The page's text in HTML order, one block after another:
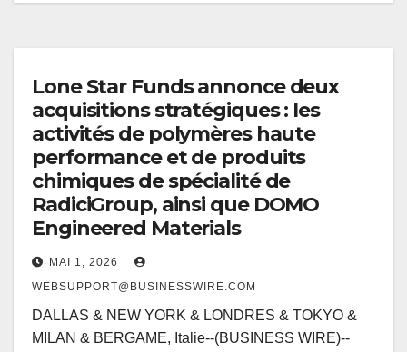
Lone Star Funds annonce deux
acquisitions stratégiques : les
activités de polymères haute
performance et de produits
chimiques de spécialité de
RadiciGroup, ainsi que DOMO
Engineered Materials
MAI 1, 2026
WEBSUPPORT@BUSINESSWIRE.COM
DALLAS & NEW YORK & LONDRES & TOKYO &
MILAN & BERGAME, Italie--(BUSINESS WIRE)--